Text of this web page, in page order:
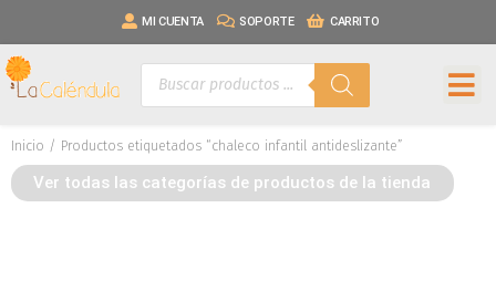
MI CUENTA SOPORTE CARRITO
Inicio / Productos etiquetados “chaleco infantil antideslizante”
Ver todas las categorías de productos de la tienda